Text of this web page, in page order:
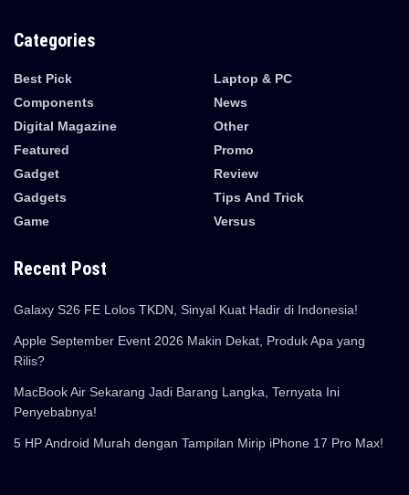
Categories
Best Pick
Components
Digital Magazine
Featured
Gadget
Gadgets
Game
Laptop & PC
News
Other
Promo
Review
Tips And Trick
Versus
Recent Post
Galaxy S26 FE Lolos TKDN, Sinyal Kuat Hadir di Indonesia!
Apple September Event 2026 Makin Dekat, Produk Apa yang
Rilis?
MacBook Air Sekarang Jadi Barang Langka, Ternyata Ini
Penyebabnya!
5 HP Android Murah dengan Tampilan Mirip iPhone 17 Pro Max!